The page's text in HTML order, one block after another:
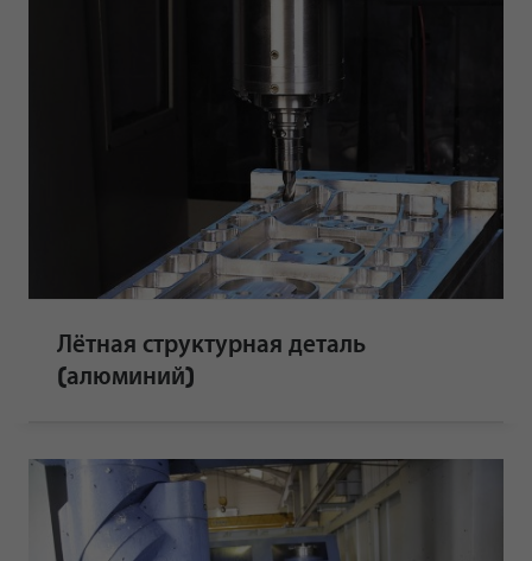
Лётная структурная деталь
(алюминий)